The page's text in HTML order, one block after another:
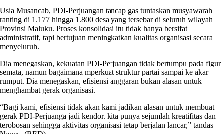
Usia Musancab, PDI-Perjuangan tancap gas tuntaskan musyawarah
ranting di 1.177 hingga 1.800 desa yang tersebar di seluruh wilayah
Provinsi Maluku. Proses konsolidasi itu tidak hanya bersifat
administratif, tapi bertujuan meningkatkan kualitas organisasi secara
menyeluruh.
Dia menegaskan, kekuatan PDI-Perjuangan tidak bertumpu pada figur
semata, namun bagaimana mperkuat struktur partai sampai ke akar
rumput. Dia menegaskan, efisiensi anggaran bukan alasan untuk
menghambat gerak organisasi.
“Bagi kami, efisiensi tidak akan kami jadikan alasan untuk membuat
gerak PDI-Perjuanga jadi kendor. kita punya sejumlah kreatifitas dan
terobosan sehingga aktivitas organisasi tetap berjalan lancar,” tandas